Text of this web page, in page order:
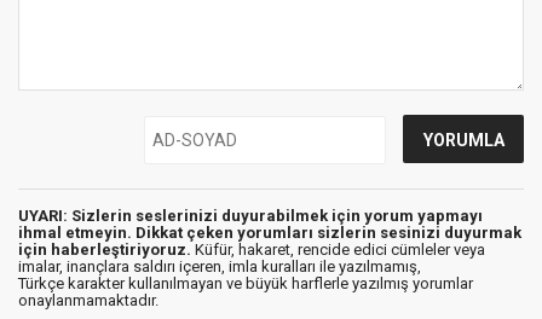
UYARI: Sizlerin seslerinizi duyurabilmek için yorum yapmayı
ihmal etmeyin. Dikkat çeken yorumları sizlerin sesinizi duyurmak
için haberleştiriyoruz. Küfür, hakaret, rencide edici cümleler veya
imalar, inançlara saldırı içeren, imla kuralları ile yazılmamış,
Türkçe karakter kullanılmayan ve büyük harflerle yazılmış yorumlar
onaylanmamaktadır.